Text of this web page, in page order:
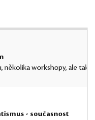
workshopy, ale
- současnost